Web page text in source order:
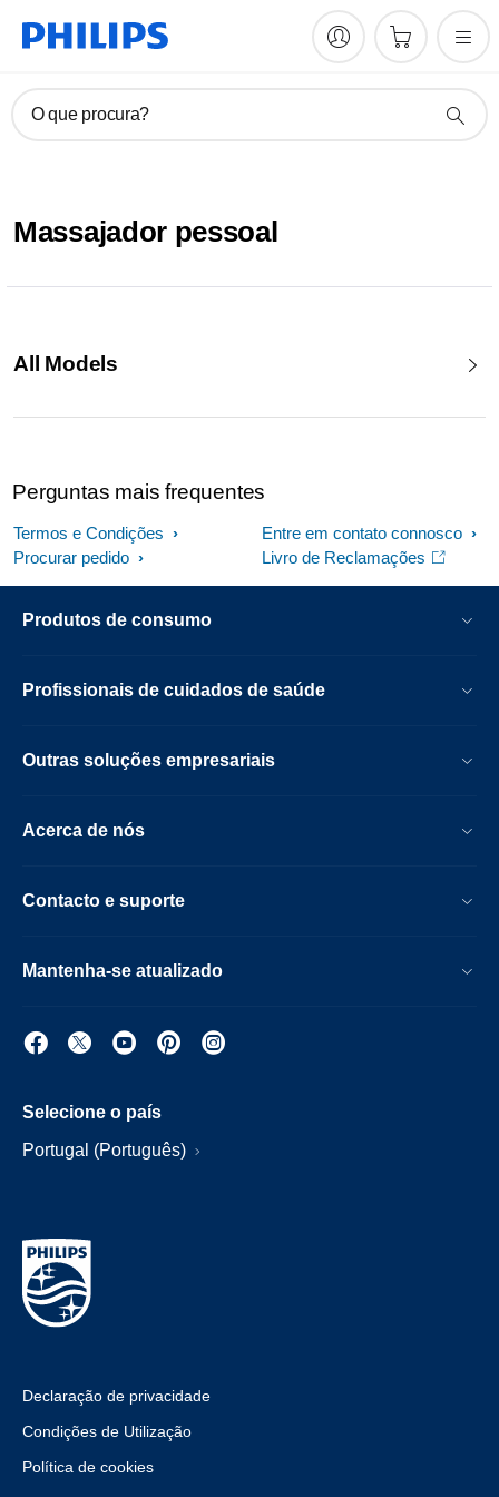
O que procura?
Massajador pessoal
All Models
Perguntas mais frequentes
Termos e Condições
Procurar pedido
Entre em contato connosco
Livro de Reclamações
Produtos de consumo
Profissionais de cuidados de saúde
Outras soluções empresariais
Acerca de nós
Contacto e suporte
Mantenha-se atualizado
Selecione o país
Portugal (Português)
Declaração de privacidade
Condições de Utilização
Política de cookies